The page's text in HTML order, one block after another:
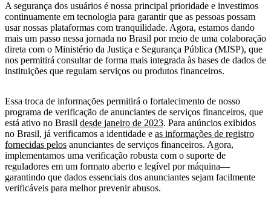
A segurança dos usuários é nossa principal prioridade e investimos
continuamente em tecnologia para garantir que as pessoas possam
usar nossas plataformas com tranquilidade. Agora, estamos dando
mais um passo nessa jornada no Brasil por meio de uma colaboração
direta com o Ministério da Justiça e Segurança Pública (MJSP), que
nos permitirá consultar de forma mais integrada às bases de dados de
instituições que regulam serviços ou produtos financeiros.
Essa troca de informações permitirá o fortalecimento de nosso
programa de verificação de anunciantes de serviços financeiros, que
está ativo no Brasil desde janeiro de 2023. Para anúncios exibidos
no Brasil, já verificamos a identidade e as informações de registro
fornecidas pelos anunciantes de serviços financeiros. Agora,
implementamos uma verificação robusta com o suporte de
reguladores em um formato aberto e legível por máquina—
garantindo que dados essenciais dos anunciantes sejam facilmente
verificáveis para melhor prevenir abusos.